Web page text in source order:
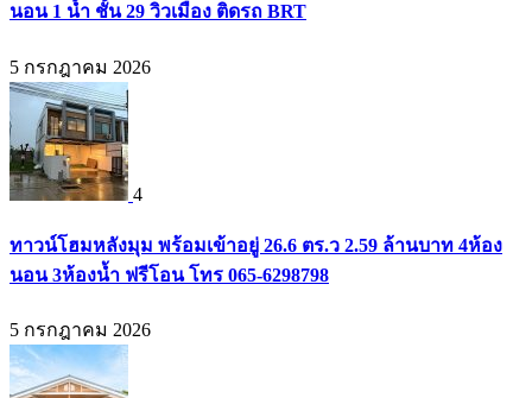
นอน 1 น้ำ ชั้น 29 วิวเมือง ติดรถ BRT
5 กรกฎาคม 2026
4
ทาวน์โฮมหลังมุม พร้อมเข้าอยู่ 26.6 ตร.ว 2.59 ล้านบาท 4ห้อง
นอน 3ห้องน้ำ ฟรีโอน โทร 065-6298798
5 กรกฎาคม 2026